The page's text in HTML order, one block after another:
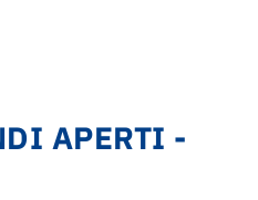
APERTI -